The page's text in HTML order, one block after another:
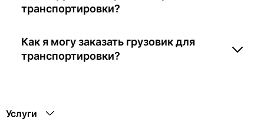
транспортировки?
Как я могу заказать грузовик для
транспортировки?
Услуги